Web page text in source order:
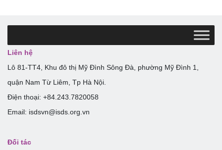
Liên hệ
Lô 81-TT4, Khu đô thị Mỹ Đình Sông Đà, phường Mỹ Đình 1,
quận Nam Từ Liêm, Tp Hà Nội.
Điện thoại: +84.243.7820058
Email: isdsvn@isds.org.vn
Đối tác